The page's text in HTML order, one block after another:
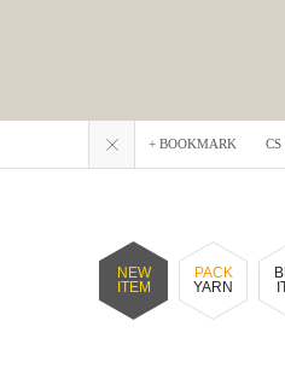
+ BOOKMARK CS
NEW
ITEM
PACK
YARN